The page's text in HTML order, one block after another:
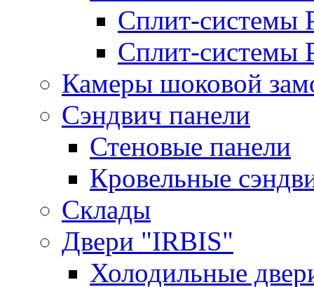
Сплит-системы
Сплит-системы
Камеры шоковой
Сэндвич панели
Стеновые панели
Кровельные
Склады
Двери "IRBIS"
Холодильные